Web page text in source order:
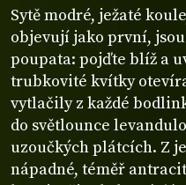
Sytě modré, ježaté
objevují jako první,
poupata: pojďte blíž a
trubkovité kvítky
vytlačily z každé
do světlounce
uzoučkých plátcích. Z
nápadné, téměř